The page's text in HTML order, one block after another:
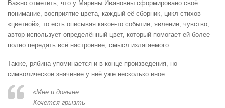
Важно отметить, что у Марины Ивановны сформировано своё
понимание, восприятие цвета, каждый её сборник, цикл стихов
«цветной», то есть описывая какое-то событие, явление, чувство,
автор использует определённый цвет, который помогает ей более
полно передать всё настроение, смысл излагаемого.
Также, рябина упоминается и в конце произведения, но
символическое значение у неё уже несколько иное.
«Мне и доныне
Хочется грызть